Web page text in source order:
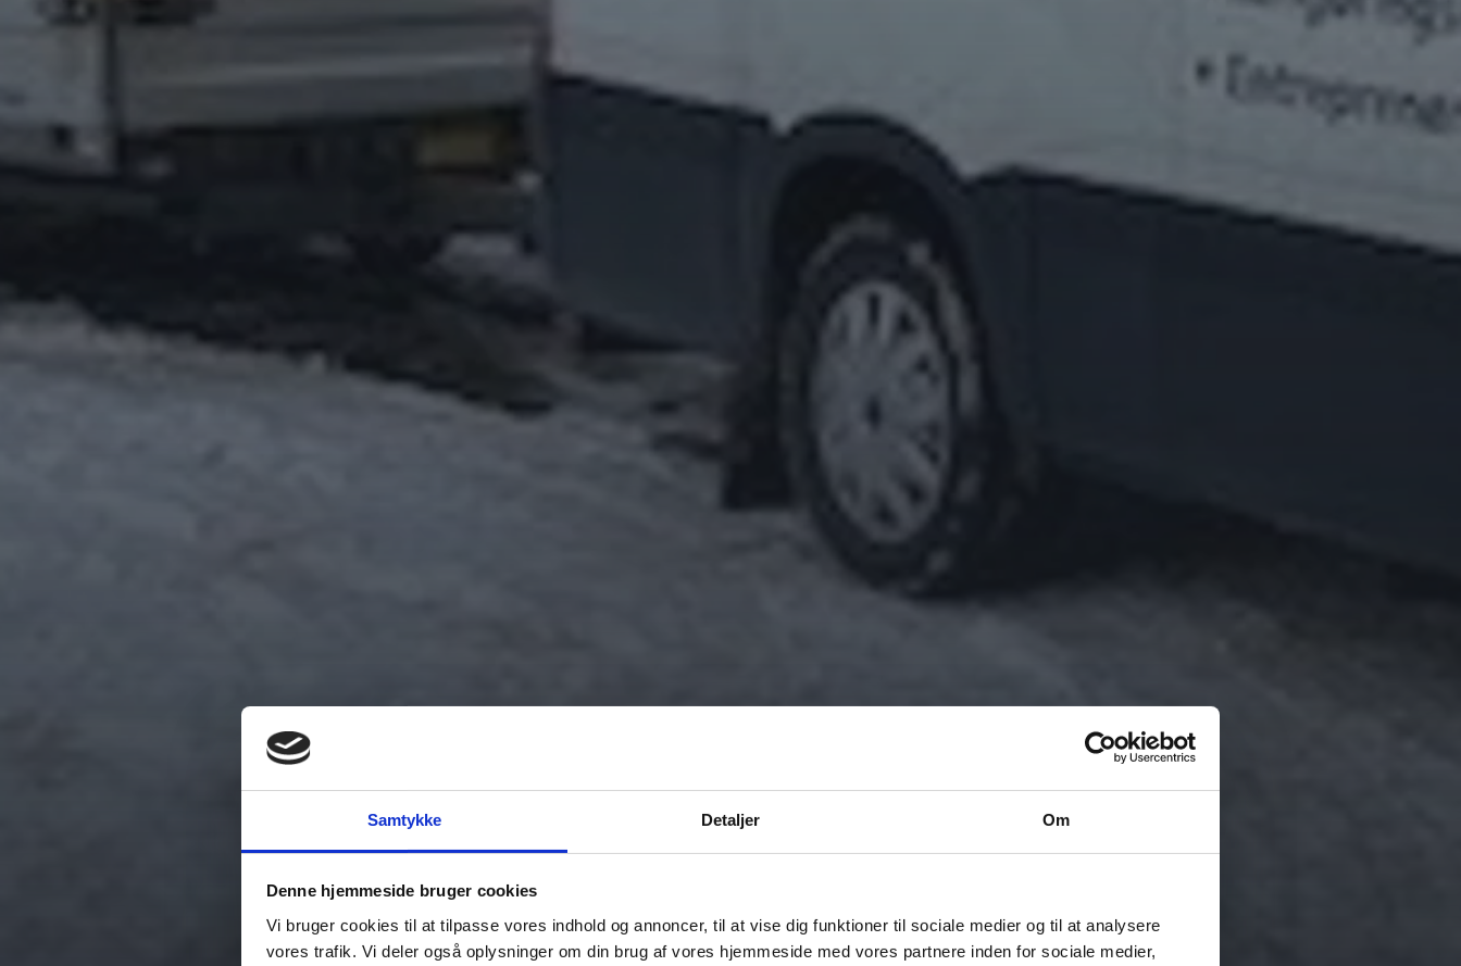
Samtykke Detaljer Om
Denne hjemmeside bruger cookies
Vi bruger cookies til at tilpasse vores indhold og annoncer, til at vise dig funktioner til sociale medier og til at analysere
vores trafik. Vi deler også oplysninger om din brug af vores hjemmeside med vores partnere inden for sociale medier,